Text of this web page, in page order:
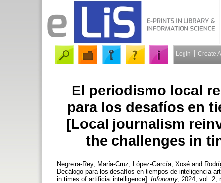
Login Create
El periodismo local
para los desafíos en
[Local journalism
the challenges in
Negreira-Rey, María-Cruz López-García, Xosé and
Decálogo para los desafíos en tiempos de inteligencia
in times of artificial intelligence]. Infonomy , 2024, vol.